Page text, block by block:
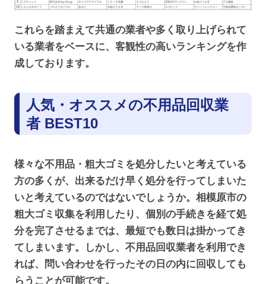
これらを踏まえて共通の業者や多く取り上げられて
いる業者をベースに、客観性の高いランキングを作
成しております。
人気・オススメの不用品回収業
者 BEST10
様々な不用品・粗大ゴミを処分したいと考えている
方の多くが、出来るだけ早く処分を行ってしまいた
いと考えているのではないでしょうか。相模原市の
粗大ゴミ収集を利用したり、個別の手続きを経て処
分を完了させるまでは、最短でも数日は掛かってき
てしまいます。しかし、不用品回収業者を利用でき
れば、問い合わせを行ったその日の内に回収しても
らうことが可能です。